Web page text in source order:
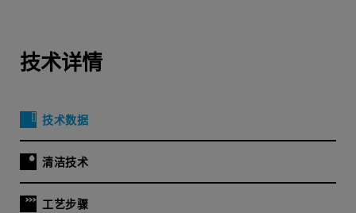
技术详情
技术数据
清洁技术
工艺步骤